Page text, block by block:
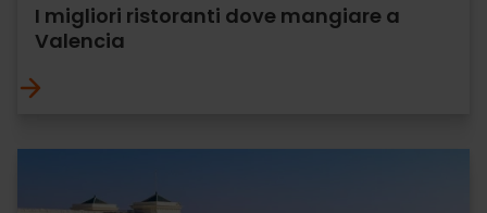
I migliori ristoranti dove mangiare a
Valencia